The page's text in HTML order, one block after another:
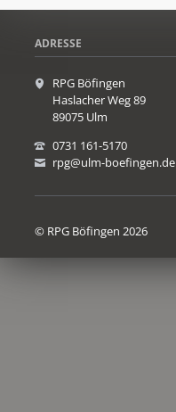
ADRESSE
RPG Böfingen
Haslacher Weg 89
89075 Ulm
0731 161-5170
rpg@ulm-boefingen.de
© RPG Böfingen 2026